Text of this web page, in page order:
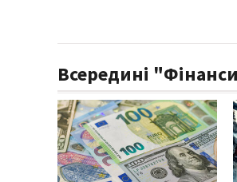
Всередині